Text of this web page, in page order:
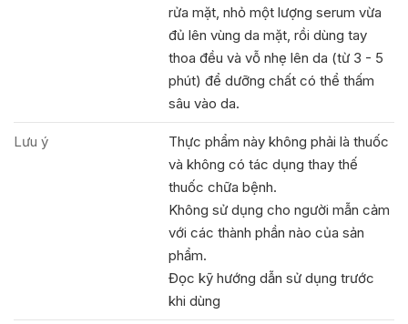
rửa mặt, nhỏ một lượng serum vừa
đủ lên vùng da mặt, rồi dùng tay
thoa đều và vỗ nhẹ lên da (từ 3 - 5
phút) để dưỡng chất có thể thấm
sâu vào da.
Lưu ý
Thực phẩm này không phải là thuốc
và không có tác dụng thay thế
thuốc chữa bệnh.
Không sử dụng cho người mẫn cảm
với các thành phần nào của sản
phẩm.
Đọc kỹ hướng dẫn sử dụng trước
khi dùng